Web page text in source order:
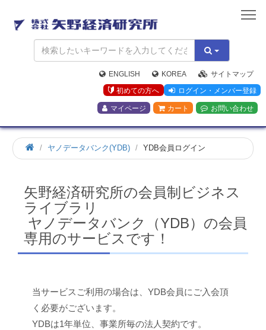
矢
野
経
済
研
究
所
ENGLISH KOREA
サイトマップ
初めての方へ
ログイン・メンバー登録
マイページ カート お問い合わせ
ホ
ー
ヤノデータバンク(YDB) YDB会員ログイン
矢野経済研究所の会員制ビジネス
ライブラリ
ヤノデータバンク（YDB）の会員
専用のサービスです！
当サービスご利用の場合は、YDB会員にご入会頂
く必要がございます。
YDBは1年単位、事業所毎の法人契約です。